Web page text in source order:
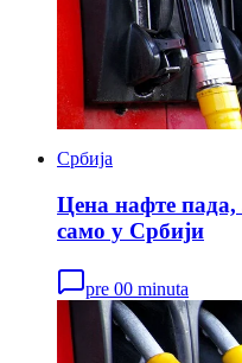
Србија
Цена нафте пада,
само у Србији
pre 00 minuta